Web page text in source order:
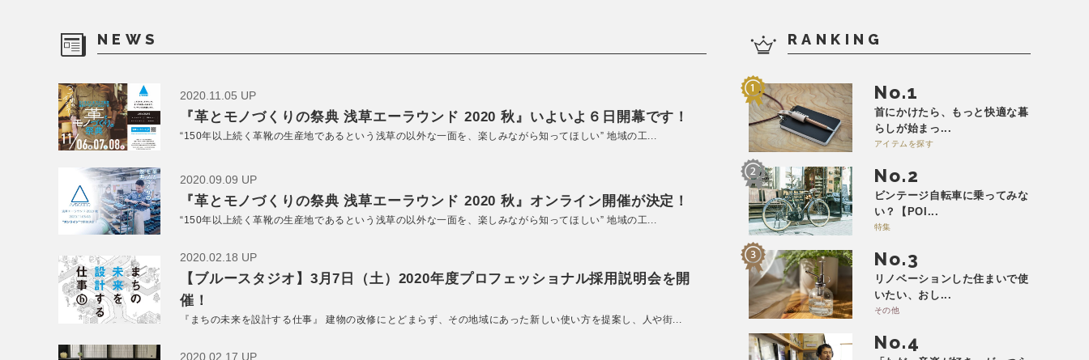
NEWS
2020.11.05 UP
『革とモノづくりの祭典 浅草エーラウンド 2020 秋』いよいよ６日開幕です！
“150年以上続く革靴の生産地であるという浅草の以外な一面を、楽しみながら知ってほしい” 地域の工...
2020.09.09 UP
『革とモノづくりの祭典 浅草エーラウンド 2020 秋』オンライン開催が決定！
“150年以上続く革靴の生産地であるという浅草の以外な一面を、楽しみながら知ってほしい” 地域の工...
2020.02.18 UP
【ブルースタジオ】3月7日（土）2020年度プロフェッショナル採用説明会を開
催！
『まちの未来を設計する仕事』 建物の改修にとどまらず、その地域にあった新しい使い方を提案し、人や街...
2020.02.17 UP
RANKING
No.
首にかけたら、もっと快適な暮
らしが始まっ...
アイテムを探す
No.
ビンテージ自転車に乗ってみな
い？【POI...
特集
No.
リノベーションした住まいで使
いたい、おし...
その他
No.